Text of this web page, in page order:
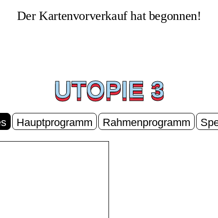
Der Kartenvorverkauf hat begonnen!
UTOPIE 3
UTOPIE 3
Hauptprogramm Rahmenprogramm